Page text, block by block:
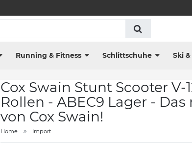
Running & Fitness Schlittschuhe Ski
Cox Swain Stunt Scooter V-
Rollen - ABEC9 Lager -
von Cox Swain!
Home Import